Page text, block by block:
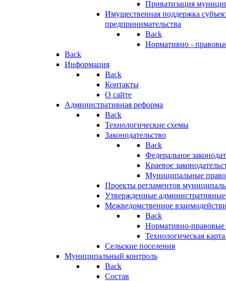
Приватизация
Имущественная поддержка
предпринимательства
Back
Нормативно -
Back
Информация
Back
Контакты
О сайте
Административная реформа
Back
Технологические схемы
Законодательство
Back
Федеральное
Краевое
Муниципальные
Проекты регламентов
Утвержденные
Межведомственное
Back
Нормативно-правовые
Технологическая
Сельские поселения
Муниципальный контроль
Back
Состав